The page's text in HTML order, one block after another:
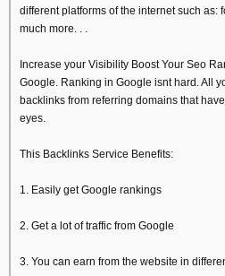
different platforms of the internet such as:
much more. . .
Increase your Visibility Boost Your Seo
Google. Ranking in Google isnt hard. All
backlinks from referring domains that
eyes.
This Backlinks Service Benefits:
1. Easily get Google rankings
2. Get a lot of traffic from Google
3. You can earn from the website in